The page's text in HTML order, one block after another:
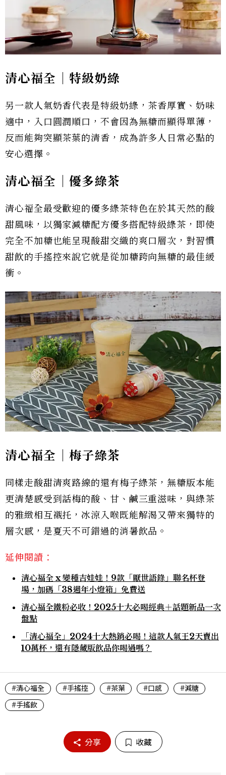
清心福全｜特級奶綠
另一款人氣奶香代表是特級奶綠，茶香厚實、奶味
適中，入口圓潤順口，不會因為無糖而顯得單薄，
反而能夠突顯茶葉的清香，成為許多人日常必點的
安心選擇。
清心福全｜優多綠茶
清心福全最受歡迎的優多綠茶特色在於其天然的酸
甜風味，以獨家減糖配方優多搭配特級綠茶，即使
完全不加糖也能呈現酸甜交織的爽口層次，對習慣
甜飲的手搖控來說它就是從加糖跨向無糖的最佳緩
衝。
清心福全｜梅子綠茶
同樣走酸甜清爽路線的還有梅子綠茶，無糖版本能
更清楚感受到話梅的酸、甘、鹹三重滋味，與綠茶
的雅緻相互襯托，冰涼入喉既能解渴又帶來獨特的
層次感，是夏天不可錯過的消暑飲品。
延伸閱讀：
清心福全 x 變種吉娃娃！9款「厭世語錄」聯名杯登
場，加碼「38週年小燈箱」免費送
清心福全鐵粉必收！2025十大必喝經典＋話題新品一次
盤點
「清心福全」2024十大熱銷必喝！這款人氣王2天賣出
10萬杯，還有隱藏版飲品你喝過嗎？
#清心福全 #手搖控 #茶葉 #口感
#減糖
#手搖飲
分享 收藏